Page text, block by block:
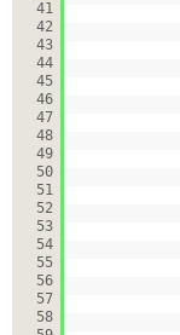
41
42
43
44
45
46
47
48
49
50
51
52
53
54
55
56
57
58